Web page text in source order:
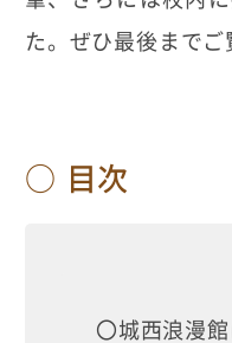
た。ぜひ最後までご
目次
〇城西浪漫